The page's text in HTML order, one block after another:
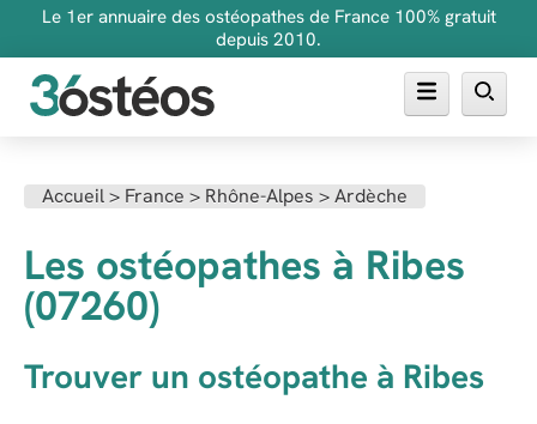
Le 1er annuaire des ostéopathes de France 100% gratuit
depuis 2010.
Inscrire son cabinet
Accueil> France > Rhône-Alpes >Ardèche
Les ostéopathes à Ribes
(07260)
Trouver un ostéopathe à Ribes